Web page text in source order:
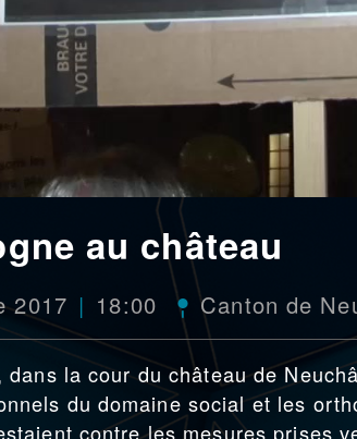
au château
2017 18:00 Canton de
la cour du château de
du domaine social et les
contre les mesures prises